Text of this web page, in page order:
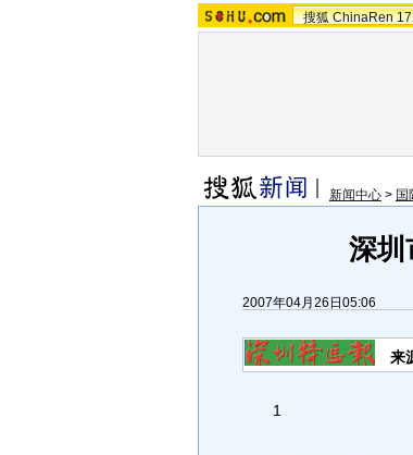
搜狐 ChinaRen
新闻中心 > 国
深圳
2007年04月26日05:06
来
1